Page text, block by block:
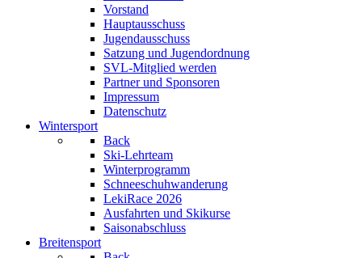
Vorstand
Hauptausschuss
Jugendausschuss
Satzung und Jugendordnung
SVL-Mitglied werden
Partner und Sponsoren
Impressum
Datenschutz
Wintersport
Back
Ski-Lehrteam
Winterprogramm
Schneeschuhwanderung
LekiRace 2026
Ausfahrten und Skikurse
Saisonabschluss
Breitensport